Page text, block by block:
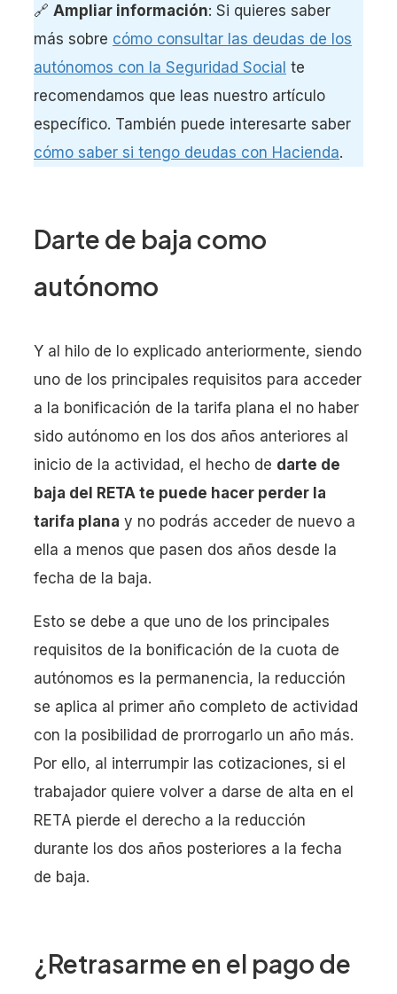
🔗 Ampliar información: Si quieres saber
más sobre cómo consultar las deudas de los
autónomos con la Seguridad Social te
recomendamos que leas nuestro artículo
específico. También puede interesarte saber
cómo saber si tengo deudas con Hacienda.
Darte de baja como
autónomo
Y al hilo de lo explicado anteriormente, siendo
uno de los principales requisitos para acceder
a la bonificación de la tarifa plana el no haber
sido autónomo en los dos años anteriores al
inicio de la actividad, el hecho de darte de
baja del RETA te puede hacer perder la
tarifa plana y no podrás acceder de nuevo a
ella a menos que pasen dos años desde la
fecha de la baja.
Esto se debe a que uno de los principales
requisitos de la bonificación de la cuota de
autónomos es la permanencia, la reducción
se aplica al primer año completo de actividad
con la posibilidad de prorrogarlo un año más.
Por ello, al interrumpir las cotizaciones, si el
trabajador quiere volver a darse de alta en el
RETA pierde el derecho a la reducción
durante los dos años posteriores a la fecha
de baja.
¿Retrasarme en el pago de